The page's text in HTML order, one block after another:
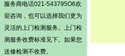
服务商电话021-543795O6欢
迎咨询，也可以选择我们更为
灵活的上门检测 服务。 上门检
测 服务收费标准见下。如果您
送修检测不收费。